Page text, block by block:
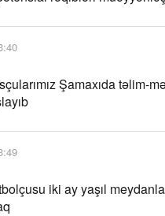
Şamaxıda təlim-
iki ay yaşıl